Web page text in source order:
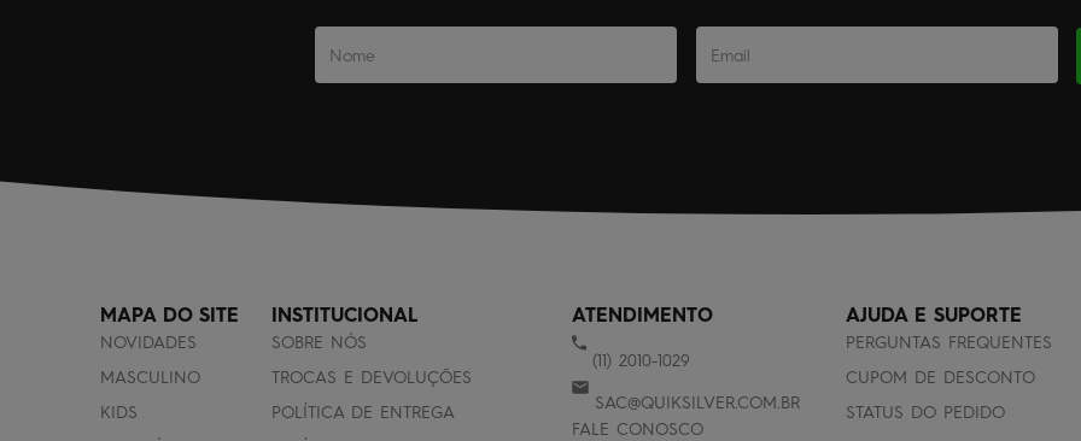
MAPA DO SITE
NOVIDADES
MASCULINO
KIDS
INSTITUCIONAL
SOBRE NÓS
TROCAS E DEVOLUÇÕES
POLÍTICA DE ENTREGA
ATENDIMENTO
(11) 2010-1029
SAC@QUIKSILVER.COM.BR
FALE CONOSCO
AJUDA E SUPORTE
PERGUNTAS FREQUENTES
CUPOM DE DESCONTO
STATUS DO PEDIDO